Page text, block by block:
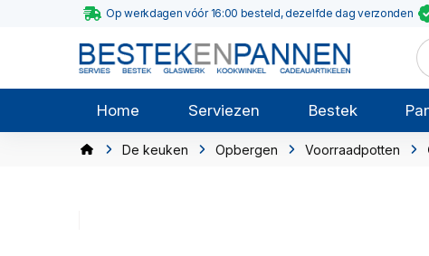
Op werkdagen vóór 16:00 besteld, dezelfde dag verzonden
Home Serviezen Bestek
De keuken Opbergen Voorraadpotten